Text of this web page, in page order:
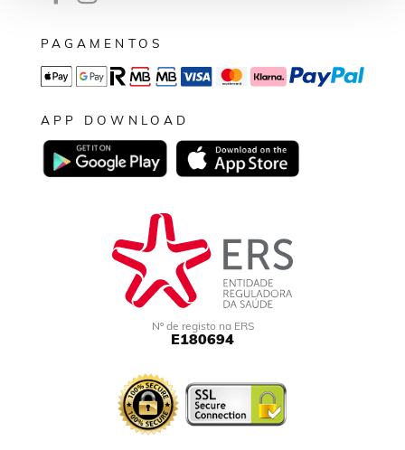
PAGAMENTOS
APP DOWNLOAD
Nº de registo na ERS
E180694